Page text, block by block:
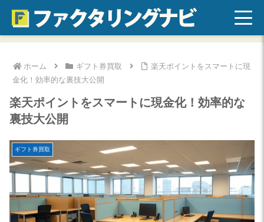
ホーム ギフト券買取
楽天ポイントをスマートに現
金化！効率的な裏技大公開
楽天ポイントをスマートに現金化！効率的な
裏技大公開
ギフト券買取